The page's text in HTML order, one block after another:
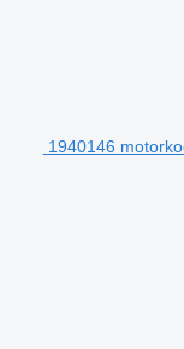
1940146